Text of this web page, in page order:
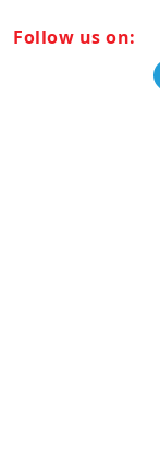
Follow us on: